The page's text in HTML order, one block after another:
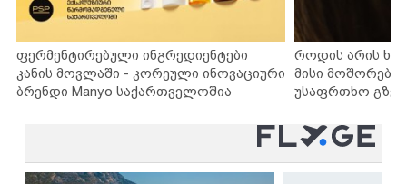
ფერმენტირებული ინგრედიენტები
კანის მოვლაში - კორეული ინოვაციური
ბრენდი Manyo საქართველოშია
როდის არის
მისი
უსაფრთხო